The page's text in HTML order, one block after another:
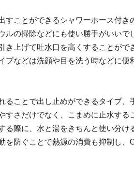
すことができるシャワーホース付き
ルの掃除などにも使い勝手がいいで
き上げて吐水口を高くすることがで
プなどは洗顔や目を洗う時などに便
ることで出し止めができるタイプ、
すさだけでなく、こまめに止水する
る際に、水と湯をきちんと使い分け
を防ぐことで熱源の消費も抑制し、